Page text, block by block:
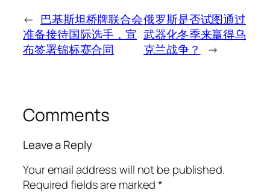
← 巴基斯坦桥牌联合会
准备接待国际选手，宣
布签署锦标赛合同
俄罗斯是否试图通过
武器化冬季来赢得乌
克兰战争？
→
Comments
Leave a Reply
Your email address will not be published.
Required fields are marked*